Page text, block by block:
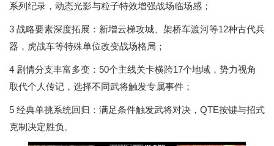
系列纪录，动态光影与粒子特效增强战场临场感；
3 战略要素深度拓展：新增云梯攻城、架桥车渡河等12种古代兵
器，虎战车等特殊单位改变战场格局；
4 剧情分支丰富多变：50个主线关卡横跨17个地域，势力视角
取代个人传记，选择不同武将触发专属事件；
5 经典单挑系统回归：满足条件触发武将对决，QTE按键与招式
克制决定胜负。